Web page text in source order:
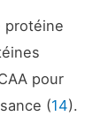
protéine
pour
(14).